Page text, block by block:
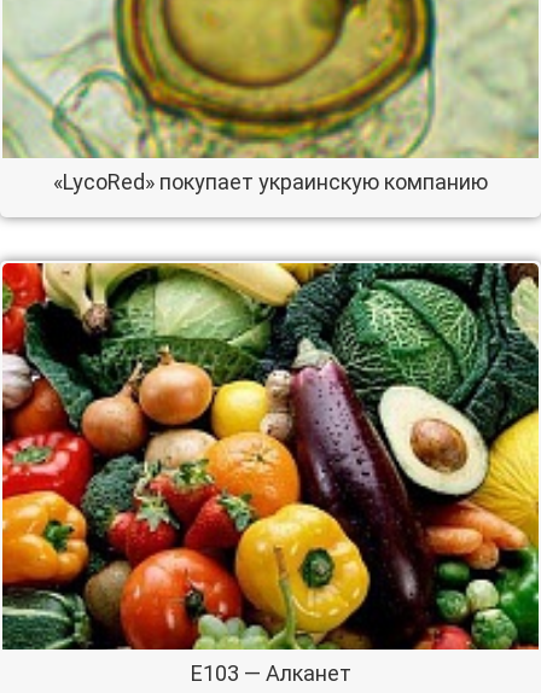
«LycoRed» покупает украинскую компанию
E103 — Алканет